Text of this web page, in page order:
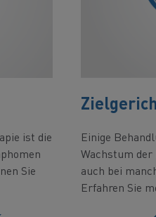
ist die
Sie
Einige
Wachstum der
auch bei
Erfahren Sie